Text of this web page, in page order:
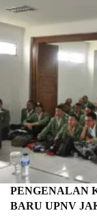
PENGENALAN
BARU UPNV